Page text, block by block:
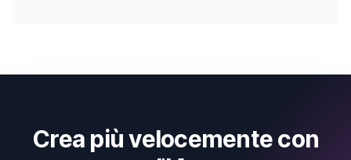
Crea più velocemente con